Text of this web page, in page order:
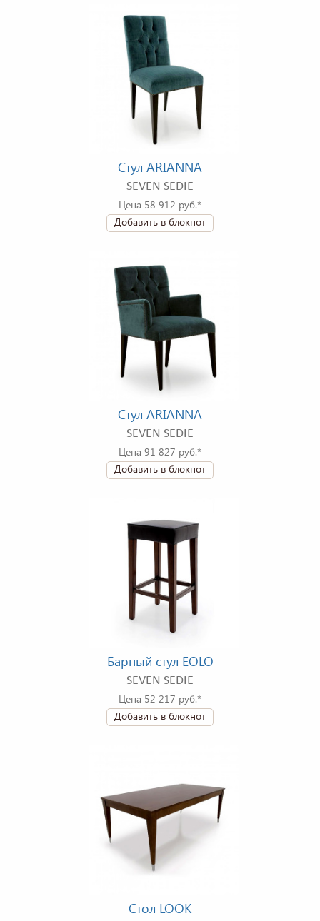
Стул ARIANNA
SEVEN SEDIE
Цена 58 912 руб.*
Добавить в блокнот
Стул ARIANNA
SEVEN SEDIE
Цена 91 827 руб.*
Добавить в блокнот
Барный стул EOLO
SEVEN SEDIE
Цена 52 217 руб.*
Добавить в блокнот
Стол LOOK